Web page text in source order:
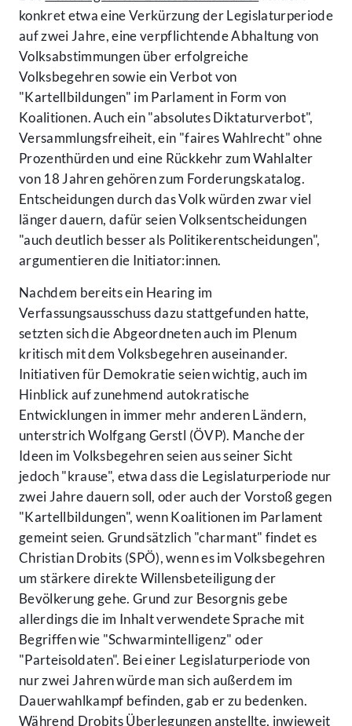
konkret etwa eine Verkürzung der Legislaturperiode
auf zwei Jahre, eine verpflichtende Abhaltung von
Volksabstimmungen über erfolgreiche
Volksbegehren sowie ein Verbot von
"Kartellbildungen" im Parlament in Form von
Koalitionen. Auch ein "absolutes Diktaturverbot",
Versammlungsfreiheit, ein "faires Wahlrecht" ohne
Prozenthürden und eine Rückkehr zum Wahlalter
von 18 Jahren gehören zum Forderungskatalog.
Entscheidungen durch das Volk würden zwar viel
länger dauern, dafür seien Volksentscheidungen
"auch deutlich besser als Politikerentscheidungen",
argumentieren die Initiator:innen.
Nachdem bereits ein Hearing im
Verfassungsausschuss dazu stattgefunden hatte,
setzten sich die Abgeordneten auch im Plenum
kritisch mit dem Volksbegehren auseinander.
Initiativen für Demokratie seien wichtig, auch im
Hinblick auf zunehmend autokratische
Entwicklungen in immer mehr anderen Ländern,
unterstrich Wolfgang Gerstl (ÖVP). Manche der
Ideen im Volksbegehren seien aus seiner Sicht
jedoch "krause", etwa dass die Legislaturperiode nur
zwei Jahre dauern soll, oder auch der Vorstoß gegen
"Kartellbildungen", wenn Koalitionen im Parlament
gemeint seien. Grundsätzlich "charmant" findet es
Christian Drobits (SPÖ), wenn es im Volksbegehren
um stärkere direkte Willensbeteiligung der
Bevölkerung gehe. Grund zur Besorgnis gebe
allerdings die im Inhalt verwendete Sprache mit
Begriffen wie "Schwarmintelligenz" oder
"Parteisoldaten". Bei einer Legislaturperiode von
nur zwei Jahren würde man sich außerdem im
Dauerwahlkampf befinden, gab er zu bedenken.
Während Drobits Überlegungen anstellte, inwieweit